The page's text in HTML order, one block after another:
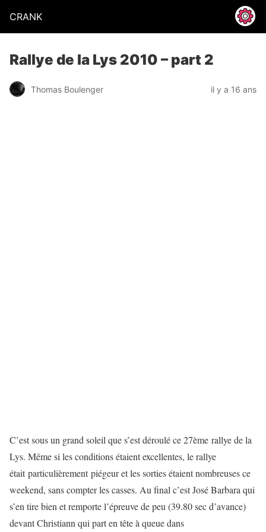
CRANK
Rallye de la Lys 2010 – part 2
Thomas Boulenger il y a 16 ans
C’est sous un grand soleil que s’est déroulé ce 27ème rallye de la
Lys. Même si les conditions étaient excellentes, le rallye
était particulièrement piégeur et les sorties étaient nombreuses ce
weekend, sans compter les casses. Au final c’est José Barbara qui
s’en tire bien et remporte l’épreuve de peu (39.80 sec d’avance)
devant Christiann qui part en tête à queue dans